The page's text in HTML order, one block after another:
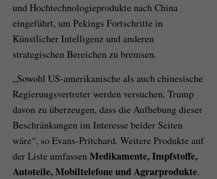
und Hochtechnologieprodukte nach China
eingeführt, um Pekings Fortschritte in
Künstlicher Intelligenz und anderen
strategischen Bereichen zu bremsen.
„Sowohl US-amerikanische als auch chinesische
Regierungsvertreter werden versuchen, Trump
davon zu überzeugen, dass die Aufhebung dieser
Beschränkungen im Interesse beider Seiten
wäre“, so Evans-Pritchard. Weitere Produkte auf
der Liste umfassenMedikamente, Impfstoffe,
Autoteile, Mobiltelefone und Agrarprodukte.